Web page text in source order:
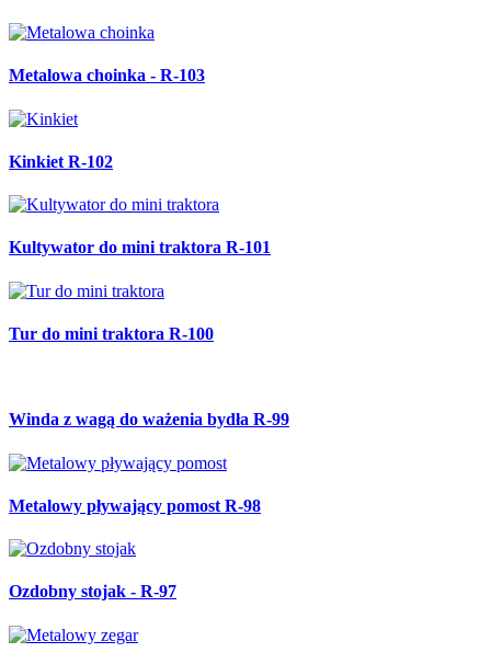
Metalowa choinka - R-103
Kinkiet R-102
Kultywator do mini traktora R-101
Tur do mini traktora R-100
Winda z wagą do ważenia bydła R-99
Metalowy pływający pomost R-98
Ozdobny stojak - R-97